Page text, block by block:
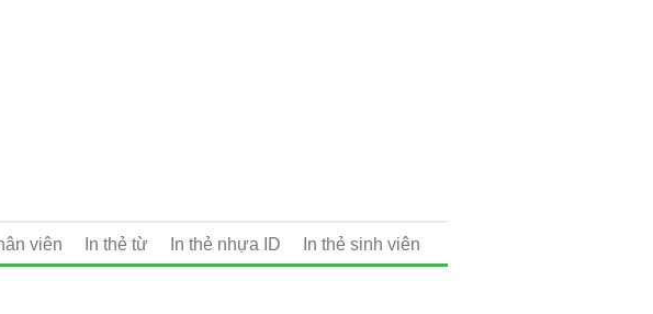
viên In thẻ từ In thẻ nhựa ID In thẻ sinh viên